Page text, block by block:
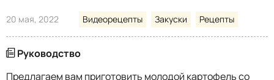
20 мая, 2022 Видеорецепты Закуски Рецепты
Руководство
Предлагаем вам приготовить молодой картофель со